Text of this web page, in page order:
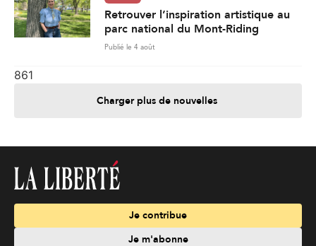
Retrouver l’inspiration artistique au
parc national du Mont-Riding
Publié le 4 août
861
Charger plus de nouvelles
Je contribue
Je m'abonne